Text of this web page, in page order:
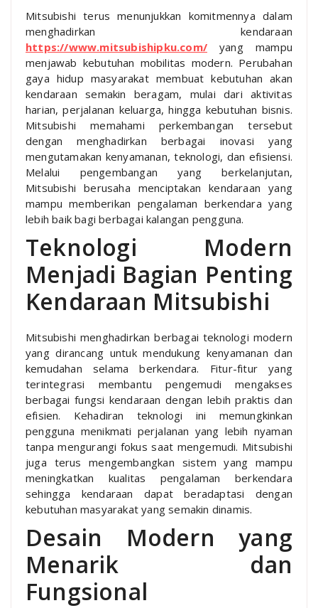
Mitsubishi terus menunjukkan komitmennya dalam
menghadirkan kendaraan
https://www.mitsubishipku.com/ yang mampu
menjawab kebutuhan mobilitas modern. Perubahan
gaya hidup masyarakat membuat kebutuhan akan
kendaraan semakin beragam, mulai dari aktivitas
harian, perjalanan keluarga, hingga kebutuhan bisnis.
Mitsubishi memahami perkembangan tersebut
dengan menghadirkan berbagai inovasi yang
mengutamakan kenyamanan, teknologi, dan efisiensi.
Melalui pengembangan yang berkelanjutan,
Mitsubishi berusaha menciptakan kendaraan yang
mampu memberikan pengalaman berkendara yang
lebih baik bagi berbagai kalangan pengguna.
Teknologi Modern
Menjadi Bagian Penting
Kendaraan Mitsubishi
Mitsubishi menghadirkan berbagai teknologi modern
yang dirancang untuk mendukung kenyamanan dan
kemudahan selama berkendara. Fitur-fitur yang
terintegrasi membantu pengemudi mengakses
berbagai fungsi kendaraan dengan lebih praktis dan
efisien. Kehadiran teknologi ini memungkinkan
pengguna menikmati perjalanan yang lebih nyaman
tanpa mengurangi fokus saat mengemudi. Mitsubishi
juga terus mengembangkan sistem yang mampu
meningkatkan kualitas pengalaman berkendara
sehingga kendaraan dapat beradaptasi dengan
kebutuhan masyarakat yang semakin dinamis.
Desain Modern yang
Menarik dan
Fungsional